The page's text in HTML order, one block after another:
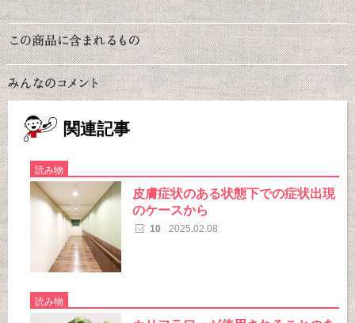
関連記事
読み物
皮膚症状のある状態下での症状出現
のケースから
10 2025.02.08
読み物